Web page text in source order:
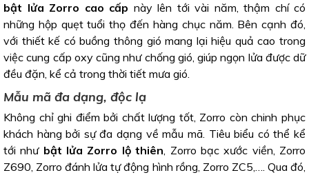
bật lửa Zorro cao cấp này lên tới vài năm, thậm chí có
những hộp quẹt tuổi thọ đến hàng chục năm. Bên cạnh đó,
với thiết kế có buồng thông gió mang lại hiệu quả cao trong
việc cung cấp oxy cũng như chống gió, giúp ngọn lửa được dữ
đều đặn, kể cả trong thời tiết mưa gió.
Mẫu mã đa dạng, độc lạ
Không chỉ ghi điểm bởi chất lượng tốt, Zorro còn chinh phục
khách hàng bởi sự đa dạng về mẫu mã. Tiêu biểu có thể kể
tới như bật lửa Zorro lộ thiên, Zorro bạc xước viền, Zorro
Z690, Zorro đánh lửa tự động hình rồng, Zorro ZC5,…. Qua đó,